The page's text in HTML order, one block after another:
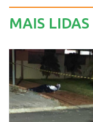
MAIS LIDAS